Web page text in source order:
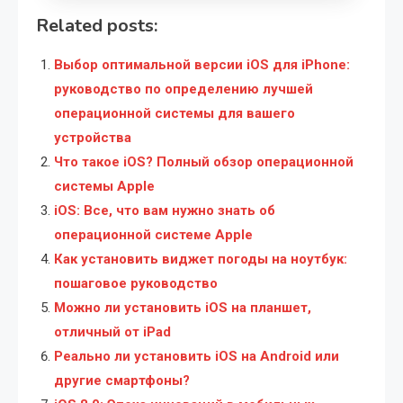
Related posts:
Выбор оптимальной версии iOS для iPhone:
руководство по определению лучшей
операционной системы для вашего
устройства
Что такое iOS? Полный обзор операционной
системы Apple
iOS: Все, что вам нужно знать об
операционной системе Apple
Как установить виджет погоды на ноутбук:
пошаговое руководство
Можно ли установить iOS на планшет,
отличный от iPad
Реально ли установить iOS на Android или
другие смартфоны?